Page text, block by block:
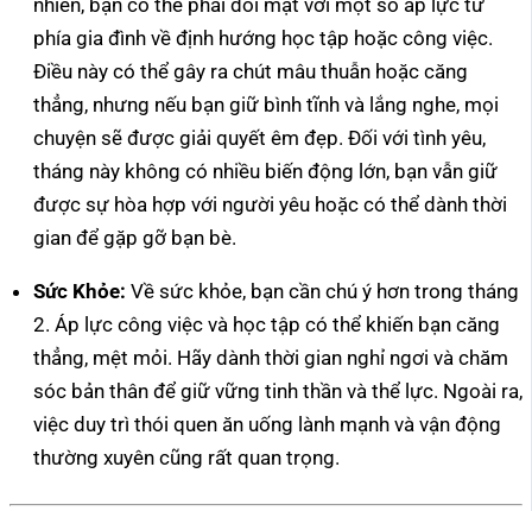
phía gia đình về định hướng học tập hoặc công việc.
Điều này có thể gây ra chút mâu thuẫn hoặc căng
thẳng, nhưng nếu bạn giữ bình tĩnh và lắng nghe, mọi
chuyện sẽ được giải quyết êm đẹp. Đối với tình yêu,
tháng này không có nhiều biến động lớn, bạn vẫn giữ
được sự hòa hợp với người yêu hoặc có thể dành thời
gian để gặp gỡ bạn bè.
Sức Khỏe: Về sức khỏe, bạn cần chú ý hơn trong tháng
2. Áp lực công việc và học tập có thể khiến bạn căng
thẳng, mệt mỏi. Hãy dành thời gian nghỉ ngơi và chăm
sóc bản thân để giữ vững tinh thần và thể lực. Ngoài ra,
việc duy trì thói quen ăn uống lành mạnh và vận động
thường xuyên cũng rất quan trọng.